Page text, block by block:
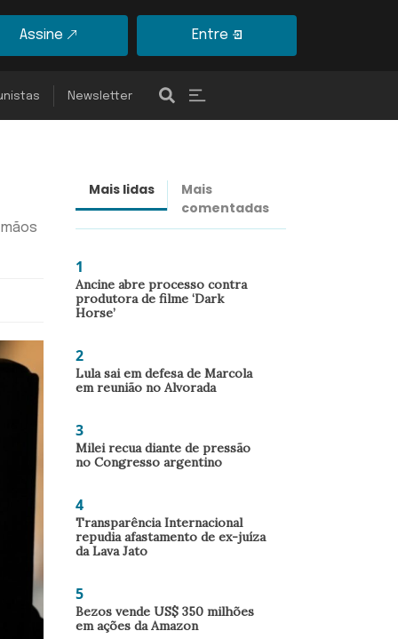
Assine Entre
Newsletter
Mais lidas
Mais
comentadas
1
Ancine abre processo contra
produtora de filme ‘Dark
Horse’
2
Lula sai em defesa de Marcola
em reunião no Alvorada
3
Milei recua diante de pressão
no Congresso argentino
4
Transparência Internacional
repudia afastamento de ex-juíza
da Lava Jato
5
Bezos vende US$ 350 milhões
em ações da Amazon